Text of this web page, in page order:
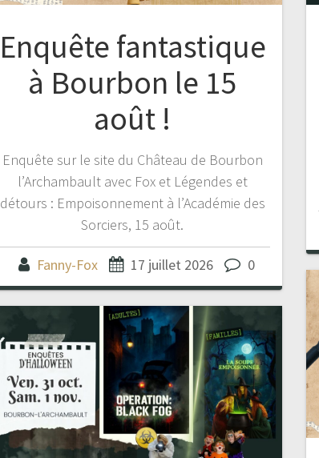
Enquête fantastique
à Bourbon le 15
août !
Enquête sur le site du Château de Bourbon
l’Archambault avec Fox et Légendes et
détours : Empoisonnement à l’Académie des
Sorciers, 15 août.
Fanny-Fox 17 juillet 2026 0